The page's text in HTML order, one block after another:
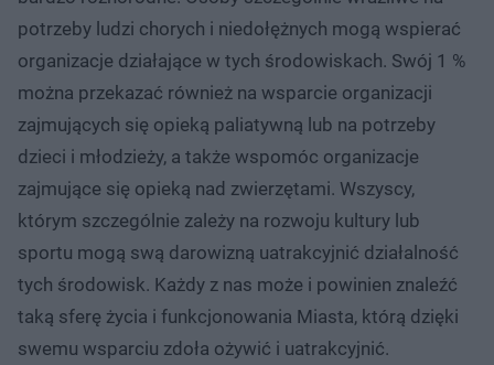
potrzeby ludzi chorych i niedołężnych mogą wspierać
organizacje działające w tych środowiskach. Swój 1 %
można przekazać również na wsparcie organizacji
zajmujących się opieką paliatywną lub na potrzeby
dzieci i młodzieży, a także wspomóc organizacje
zajmujące się opieką nad zwierzętami. Wszyscy,
którym szczególnie zależy na rozwoju kultury lub
sportu mogą swą darowizną uatrakcyjnić działalność
tych środowisk. Każdy z nas może i powinien znaleźć
taką sferę życia i funkcjonowania Miasta, którą dzięki
swemu wsparciu zdoła ożywić i uatrakcyjnić.